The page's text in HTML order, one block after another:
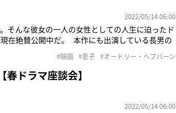
2022/05/14 06:00
そんな彼女の一人の女性としての人生に迫ったド
在絶賛公開中だ。 本作にも出演している長男の
、唯一無二のファッショ
#映画 #息子 #オードリー・ヘプバーン
春ドラマ座談会】
2022/05/14 06:00